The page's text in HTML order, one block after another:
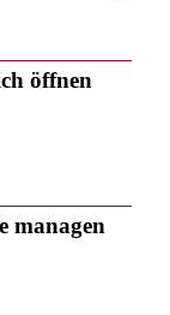
öffnen
managen